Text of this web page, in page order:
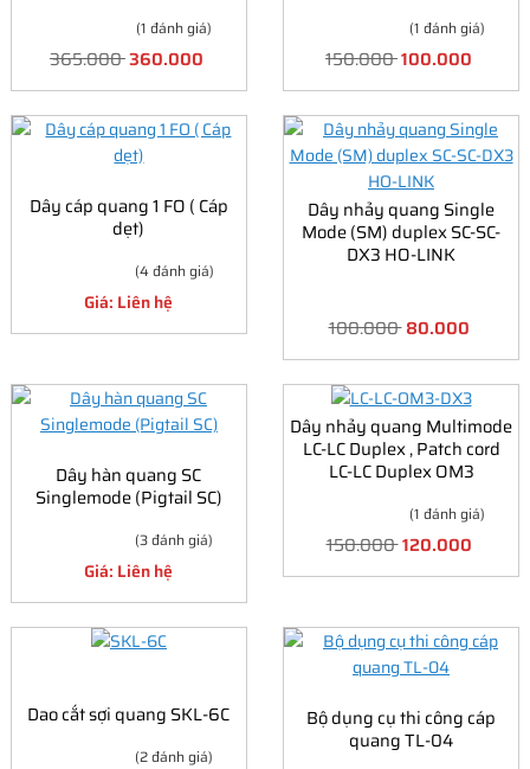
(1 đánh giá)
365.000360.000
(1 đánh giá)
150.000100.000
Dây cáp quang 1 FO ( Cáp
dẹt)
(4 đánh giá)
Giá: Liên hệ
Dây nhảy quang Single
Mode (SM) duplex SC-SC-
DX3 HO-LINK
100.00080.000
Dây hàn quang SC
Singlemode (Pigtail SC)
(3 đánh giá)
Giá: Liên hệ
Dây nhảy quang Multimode
LC-LC Duplex , Patch cord
LC-LC Duplex OM3
(1 đánh giá)
150.000120.000
Dao cắt sợi quang SKL-6C
(2 đánh giá)
Bộ dụng cụ thi công cáp
quang TL-04